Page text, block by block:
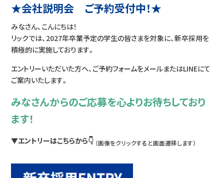
★会社説明会 ご予約受付中！★
みなさん、こんにちは！
リックでは、2027年卒業予定の学生の皆さまを対象に、新卒採用を
積極的に実施しております。
エントリーいただいた方へ、ご予約フォームをメールまたはLINEにて
ご案内いたします。
みなさんからのご応募を心よりお待ちしており
ます！
▼エントリーはこちらから👇 （画像をクリックすると画面遷移します）